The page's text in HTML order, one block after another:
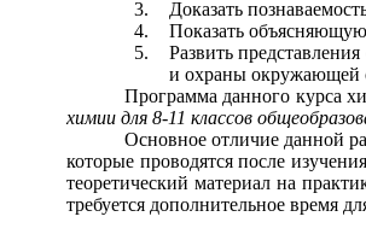
Доказать
Показать
Развить
и охраны окружающей
Программа данного курса
химии для 8-11 классов
Основное отличие данной
которые проводятся после
теоретический материал на
требуется дополнительное время